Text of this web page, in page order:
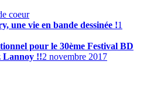
coeur
une vie en bande dessinée !1
pour le 30ème Festival BD
Lannoy !!2 novembre 2017